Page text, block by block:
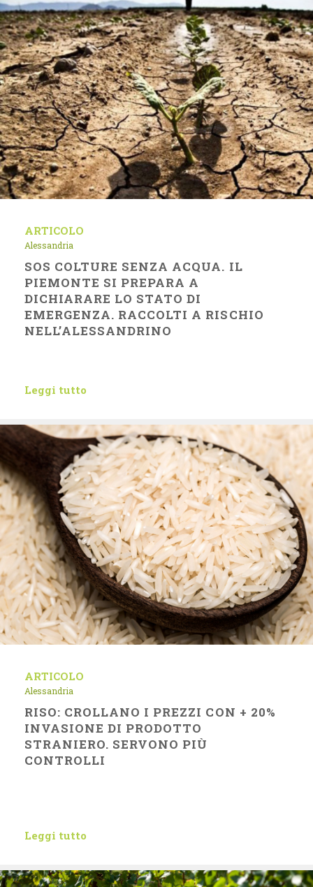
ARTICOLO
Alessandria
SOS COLTURE SENZA ACQUA. IL
PIEMONTE SI PREPARA A
DICHIARARE LO STATO DI
EMERGENZA. RACCOLTI A RISCHIO
NELL’ALESSANDRINO
Leggi tutto
ARTICOLO
Alessandria
RISO: CROLLANO I PREZZI CON + 20%
INVASIONE DI PRODOTTO
STRANIERO. SERVONO PIÙ
CONTROLLI
Leggi tutto